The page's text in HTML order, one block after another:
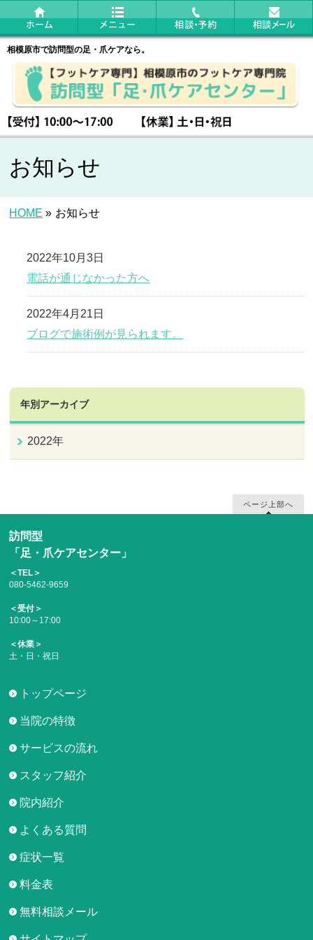
相模原市で訪問型の足・爪ケアなら。
お知らせ
HOME » お知らせ
2022年10月3日
電話が通じなかった方へ
2022年4月21日
ブログで施術例が見られます。
年別アーカイブ
2022年
ページ上部へ
訪問型
「足・爪ケアセンター」
＜TEL＞
080-5462-9659
＜受付＞
10:00～17:00
＜休業＞
土・日・祝日
トップページ
当院の特徴
サービスの流れ
スタッフ紹介
院内紹介
よくある質問
症状一覧
料金表
無料相談メール